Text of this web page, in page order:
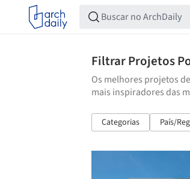
Filtrar Projetos
Os melhores projetos
mais inspiradores das
Categorias País/